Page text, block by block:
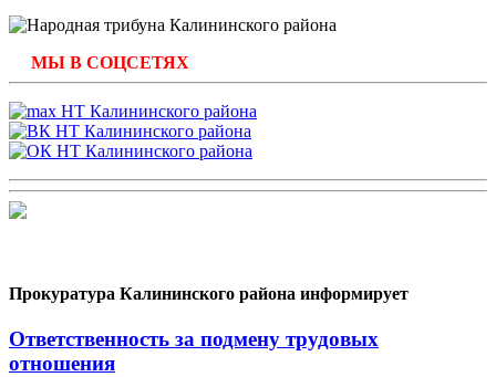
МЫ В СОЦСЕТЯХ
Прокуратура Калининского района информирует
Ответственность за подмену трудовых
отношения